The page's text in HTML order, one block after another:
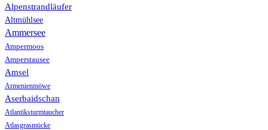
Alpenstrandläufer
Altmühlsee
Ammersee
Ampermoos
Amperstausee
Amsel
Armenienmöwe
Aserbaidschan
Atlantiksturmtaucher
Atlasgrasmücke